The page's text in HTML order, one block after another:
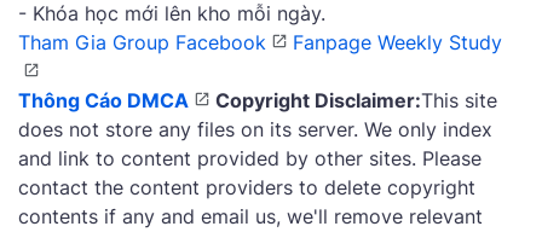
- Khóa học mới lên kho mỗi ngày.
Tham Gia Group Facebook
Fanpage Weekly Study
Thông Cáo DMCA Copyright Disclaimer:This site
does not store any files on its server. We only index
and link to content provided by other sites. Please
contact the content providers to delete copyright
contents if any and email us, we'll remove relevant